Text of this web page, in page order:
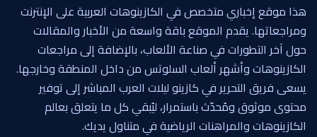
هذا موقع إخباري متخصص في الكازينوهات العربية على الإنترنت
ومراجعاتها. يقدم الموقع باقة واسعة من الأخبار والمقالات
حول آخر التطورات في صناعة الألعاب، بالإضافة إلى مراجعات
الكازينوهات وأشهر ألعاب السلوتس من داخل المنطقة وخارجها.
يسعى فريق التحرير في كازينو ليلات العرب المباشر إلى توفير
محتوى موثوق ومُحدّث باستمرار، ليُبقي كل ما يتعلق بعالم
الكازينوهات والمراهنات الرياضية في متناول يديك.